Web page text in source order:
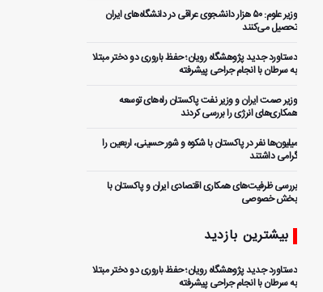
وزیر علوم: ۵۰ هزار دانشجوی عراقی در دانشگاه‌های ایران
تحصیل می‌کنند
دستاورد جدید پژوهشگاه رویان؛ حفظ باروری دو دختر مبتلا
به سرطان با انجام جراحی پیشرفته
وزیر صمت ایران و وزیر نفت پاکستان راه‌های توسعه
همکاری‌های انرژی را بررسی کردند
میلیون‌ها نفر در پاکستان با شکوه و شور حسینی، اربعین را
گرامی داشتند
بررسی ظرفیت‌های همکاری اقتصادی ایران و پاکستان با
بخش خصوصی
طرح نابودی مقاومت شکست خورد؛ تفاهم ایران و آمریکا،
اسرائیل را مهار کرد
آغاز دهمین اجلاس کمیته مشترک اقتصادی ایران و پاکستان
در اسلام‌آباد
بیشترین بازدید
دستاورد جدید پژوهشگاه رویان؛ حفظ باروری دو دختر مبتلا
به سرطان با انجام جراحی پیشرفته